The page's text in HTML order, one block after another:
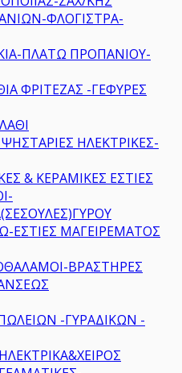
ΦΛΟΓΙΣΤΡΑ-
ΠΛΑΤΩ ΠΡΟΠΑΝΙΟΥ-
ΦΡΙΤΕΖΑΣ -ΓΕΦΥΡΕΣ
ΗΛΕΚΤΡΙΚΕΣ-
& ΚΕΡΑΜΙΚΕΣ ΕΣΤΙΕΣ
ΕΣΤΙΕΣ ΜΑΓΕΙΡΕΜΑΤΟΣ
ΒΡΑΣΤΗΡΕΣ
-ΓΥΡΑΔΙΚΩΝ -